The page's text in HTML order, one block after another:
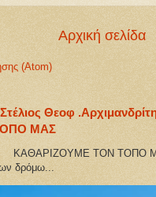
Αρχική σελίδα
(Atom)
Θεοφ
ΜΑΣ
ΤΟΠΟ ΜΑΣ. Μια
δρόμω...